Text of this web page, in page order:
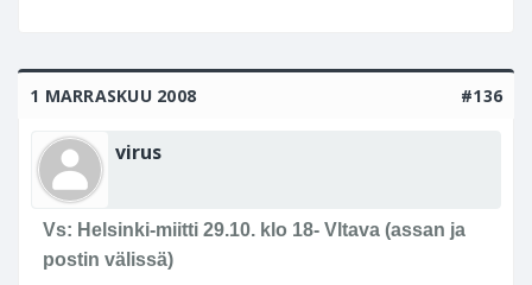
1 MARRASKUU 2008 #136
virus
Vs: Helsinki-miitti 29.10. klo 18- Vltava (assan ja
postin välissä)